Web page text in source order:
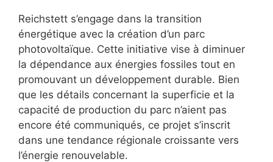
Reichstett s’engage dans la transition
énergétique avec la création d’un parc
photovoltaïque. Cette initiative vise à diminuer
la dépendance aux énergies fossiles tout en
promouvant un développement durable. Bien
que les détails concernant la superficie et la
capacité de production du parc n’aient pas
encore été communiqués, ce projet s’inscrit
dans une tendance régionale croissante vers
l’énergie renouvelable.